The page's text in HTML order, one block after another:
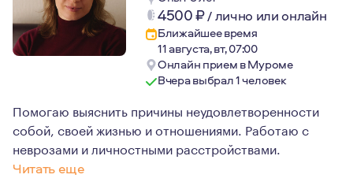
4500₽/лично или онлайн
Ближайшее время
11 августа, вт, 07:00
Онлайн прием в Муроме
Вчера выбрал 1 человек
Помогаю выяснить причины неудовлетворенности
собой, своей жизнью и отношениями. Работаю с
неврозами и личностными расстройствами.
Читать еще